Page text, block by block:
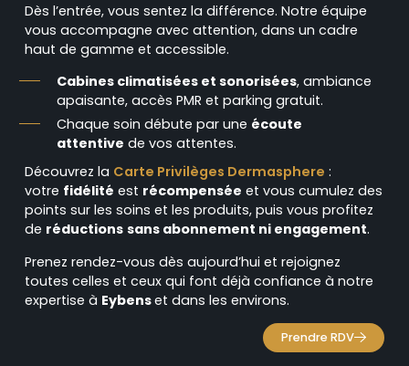
Dès l’entrée, vous sentez la différence. Notre équipe
vous accompagne avec attention, dans un cadre
haut de gamme et accessible.
Cabines climatisées et sonorisées, ambiance
apaisante, accès PMR et parking gratuit.
Chaque soin débute par une écoute
attentive de vos attentes.
Découvrez la Carte Privilèges Dermasphere :
votre fidélité est récompensée et vous cumulez des
points sur les soins et les produits, puis vous profitez
de réductions sans abonnement ni engagement.
Prenez rendez-vous dès aujourd’hui et rejoignez
toutes celles et ceux qui font déjà confiance à notre
expertise à Eybenset dans les environs.
Prendre RDV